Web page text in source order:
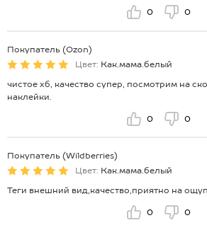
0 0
Покупатель (Ozon)
Цвет: Как.мама.белый
чистое хб, качество супер, посмотрим на
наклейки.
0 0
Покупатель (Wildberries)
Цвет: Как.мама.белый
Теги внешний вид,качество,приятно на
0 0